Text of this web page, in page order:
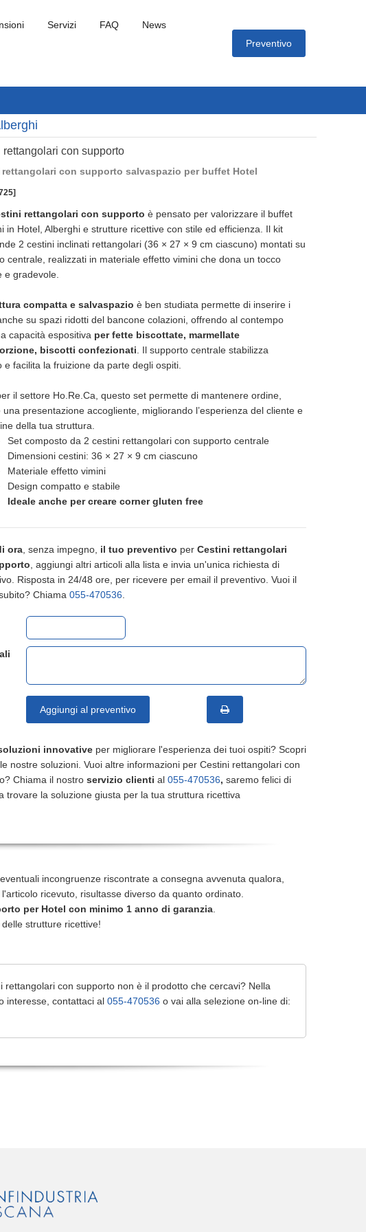
Servizi FAQ News
Preventivo
rettangolari con supporto
con supporto salvaspazio per buffet Hotel
rettangolari con supporto è pensato per valorizzare il buffet
in Hotel, Alberghi e strutture ricettive con stile ed efficienza. Il kit
2 cestini inclinati rettangolari (36 × 27 × 9 cm ciascuno) montati su
centrale, realizzati in materiale effetto vimini che dona un tocco
e gradevole.
compatta e salvaspazio è ben studiata permette di inserire i
su spazi ridotti del bancone colazioni, offrendo al contempo
capacità espositiva per fette biscottate, marmellate
biscotti confezionati . Il supporto centrale stabilizza
e facilita la fruizione da parte degli ospiti.
il settore Ho.Re.Ca, questo set permette di mantenere ordine,
una presentazione accogliente, migliorando l’esperienza del cliente e
della tua struttura.
Set composto da 2 cestini rettangolari con supporto centrale
Dimensioni cestini: 36 × 27 × 9 cm ciascuno
Materiale effetto vimini
Design compatto e stabile
Ideale anche per creare corner gluten free
ora , senza impegno, il tuo preventivo per Cestini rettangolari
, aggiungi altri articoli alla lista e invia un'unica richiesta di
Risposta in 24/48 ore, per ricevere per email il preventivo. Vuoi il
Chiama 055-470536
Aggiungi al preventivo
innovative per migliorare l'esperienza dei tuoi ospiti? Scopri
nostre soluzioni. Vuoi altre informazioni per Cestini rettangolari con
Chiama il nostro servizio clienti al 055-470536, saremo felici di
trovare la soluzione giusta per la tua struttura ricettiva
incongruenze riscontrate a consegna avvenuta qualora,
ricevuto, risultasse diverso da quanto ordinato.
per Hotel con minimo 1 anno di garanzia
strutture ricettive!
con supporto non è il prodotto che cercavi? Nella
interesse, contattaci al 055-470536 o vai alla selezione on-line di: